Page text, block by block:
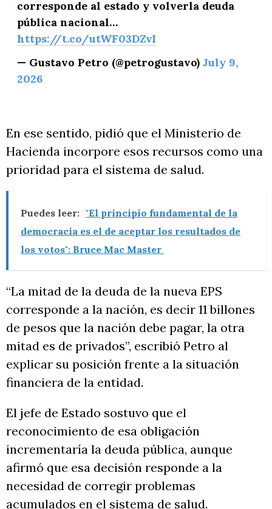
corresponde al estado y volverla deuda
pública nacional…
https://t.co/utWF03DZvI
— Gustavo Petro (@petrogustavo) July 9,
2026
En ese sentido, pidió que el Ministerio de
Hacienda incorpore esos recursos como una
prioridad para el sistema de salud.
Puedes leer: "El principio fundamental de la
democracia es el de aceptar los resultados de
los votos": Bruce Mac Master
“La mitad de la deuda de la nueva EPS
corresponde a la nación, es decir 11 billones
de pesos que la nación debe pagar, la otra
mitad es de privados”, escribió Petro al
explicar su posición frente a la situación
financiera de la entidad.
El jefe de Estado sostuvo que el
reconocimiento de esa obligación
incrementaría la deuda pública, aunque
afirmó que esa decisión responde a la
necesidad de corregir problemas
acumulados en el sistema de salud.